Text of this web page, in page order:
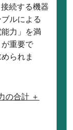
続する機器
ルによる
力」を満
重要で
られま
の合計 ＋